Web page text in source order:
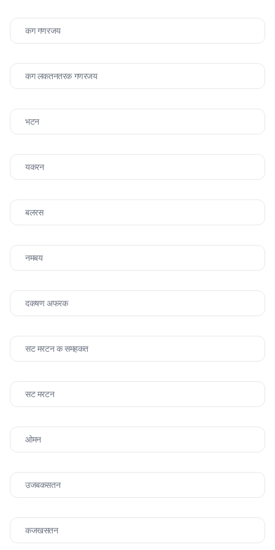
कग गणरजय
कग लकतनतरक गणरजय
भटन
यकरन
बलरस
नमबय
दकषण अफरक
सट मरटन क समहकत
सट मरटन
ओमन
उजबकसतन
कजखसतन